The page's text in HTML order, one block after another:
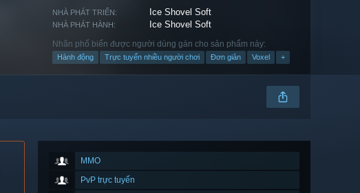
NHÀ PHÁT TRIỂN: Ice Shovel Soft
NHÀ PHÁT HÀNH: Ice Shovel Soft
Nhãn phổ biến được người dùng gán cho sản phẩm này:
Hành động Trực tuyến nhiều người chơi Đơn giản Voxel +
MMO
PvP trực tuyến